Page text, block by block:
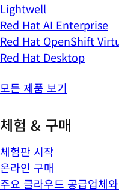
Lightwell
Red Hat AI Enterprise
Red Hat OpenShift
Red Hat Desktop
모든 제품 보기
체험 & 구매
체험판 시작
온라인 구매
주요 클라우드 공급업체